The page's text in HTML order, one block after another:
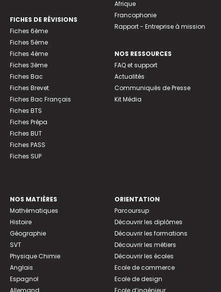
FICHES DE RÉVISIONS
Fiches 6ème
Fiches 5ème
Fiches 4ème
Fiches 3ème
Fiches Bac
Fiches Brevet
Fiches Bac Français
Fiches BTS
Fiches Prépa
Fiches BUT
Fiches PASS
Fiches SUP
Afrique
Francophonie
Rapport - Entreprise à mission
NOS RESSOURCES
FAQ et support
Actualités
Communiqués de Presse
Kit Média
NOS MATIÈRES
Mathématiques
Histoire
Géographie
SVT
Physique Chimie
Anglais
Espagnol
ORIENTATION
Parcoursup
Découvrir les diplômes
Découvrir les formations
Découvrir les métiers
Découvrir les écoles
Ecole de commerce
Ecole de design